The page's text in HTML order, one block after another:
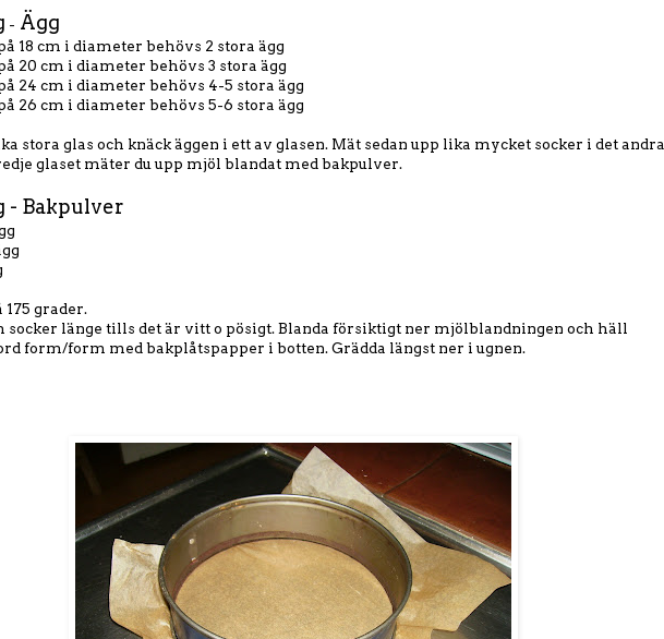
- Ägg
18 cm i diameter behövs 2 stora ägg
20 cm i diameter behövs 3 stora ägg
24 cm i diameter behövs 4-5 stora ägg
26 cm i diameter behövs 5-6 stora ägg
stora glas och knäck äggen i ett av glasen. Mät sedan upp lika mycket socker i det andra
glaset mäter du upp mjöl blandat med bakpulver.
- Bakpulver
175 grader.
socker länge tills det är vitt o pösigt. Blanda försiktigt ner mjölblandningen och häll
form/form med bakplåtspapper i botten. Grädda längst ner i ugnen.